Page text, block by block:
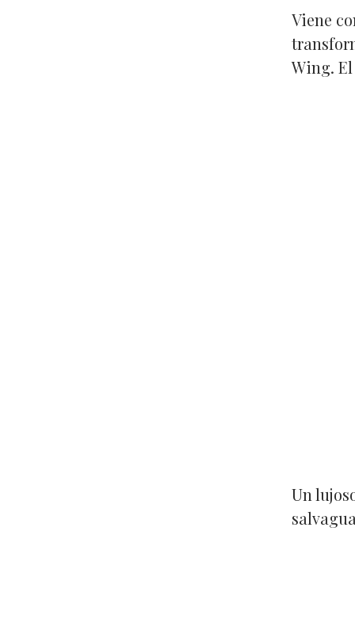
Viene
Wing.
Un